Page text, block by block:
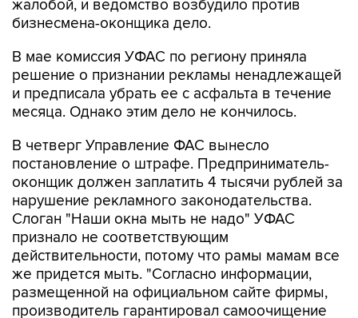
В мае комиссия УФАС по региону приняла
и предписала убрать ее с асфальта в течение
месяца. Однако этим дело не кончилось.
В четверг Управление ФАС вынесло
оконщик должен заплатить 4 тысячи рублей за
нарушение рекламного законодательства.
Слоган "Наши окна мыть не надо" УФАС
признало не соответствующим
действительности, потому что рамы мамам все
же придется мыть. "Согласно информации,
размещенной на официальном сайте фирмы,
производитель гарантировал самоочищение
окон за счет нанесения на стекло